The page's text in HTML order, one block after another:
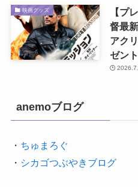
映画グッズ
【プ
督最
アク
ゼン
anemoブログ
・ ちゅまろぐ
・ シカゴつぶやきブログ